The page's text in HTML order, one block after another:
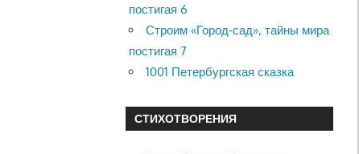
постигая 6
Строим «Город-сад», тайны мира
постигая 7
1001 Петербургская сказка
СТИХОТВОРЕНИЯ